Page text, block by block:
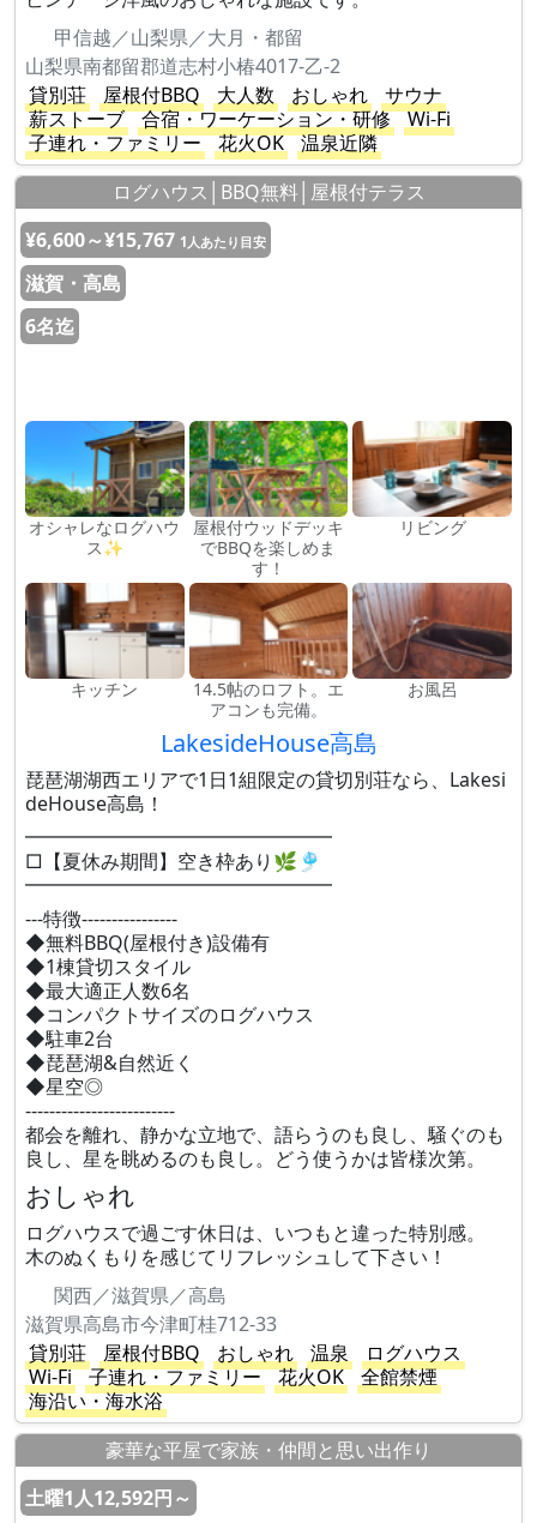
甲信越／山梨県／大月・都留
山梨県南都留郡道志村小椿4017-乙-2
貸別荘
屋根付BBQ 大人数 おしゃれ
サウナ
薪ストーブ
合宿・ワーケーション・研修
Wi-Fi
子連れ・ファミリー
花火OK
温泉近隣
ログハウス│BBQ無料│屋根付テラス
¥6,600～¥15,767 1人あたり目安
滋賀・高島
6名迄
オシャレなログハウ
ス✨
屋根付ウッドデッキ
でBBQを楽しめま
す！
リビング
キッチン
14.5帖のロフト。エ
アコンも完備。
お風呂
LakesideHouse高島
琵琶湖湖西エリアで1日1組限定の貸切別荘なら、Lakesi
deHouse高島！
━━━━━━━━━━━━━━━━
□【夏休み期間】空き枠あり🌿🎐
━━━━━━━━━━━━━━━━
---特徴----------------
◆無料BBQ(屋根付き)設備有
◆1棟貸切スタイル
◆最大適正人数6名
◆コンパクトサイズのログハウス
◆駐車2台
◆琵琶湖&自然近く
◆星空◎
-------------------------
都会を離れ、静かな立地で、語らうのも良し、騒ぐのも
良し、星を眺めるのも良し。どう使うかは皆様次第。
おしゃれ
ログハウスで過ごす休日は、いつもと違った特別感。
木のぬくもりを感じてリフレッシュして下さい！
関西／滋賀県／高島
滋賀県高島市今津町桂712-33
貸別荘
屋根付BBQ おしゃれ 温泉
ログハウス
Wi-Fi
子連れ・ファミリー 花火OK
全館禁煙
海沿い・海水浴
豪華な平屋で家族・仲間と思い出作り
土曜1人12,592円～